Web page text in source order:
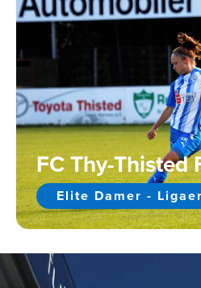
FC Thy-Thisted
Elite Damer -